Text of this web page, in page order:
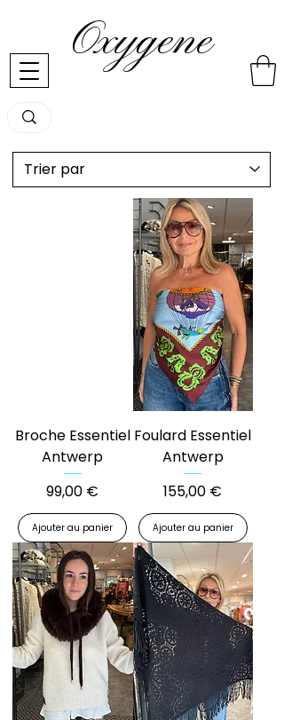
Oxygene
Broche Essentiel
Antwerp
Prix
99,00 €
Ajouter au panier
Foulard Essentiel
Antwerp
Prix
155,00 €
Ajouter au panier